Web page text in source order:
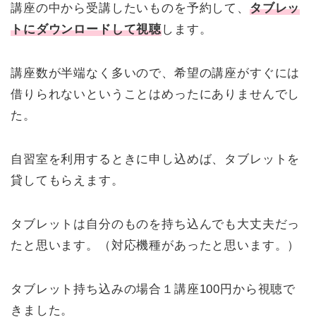
講座の中から受講したいものを予約して、 タブレッ
トにダウンロードして視聴します。
講座数が半端なく多いので、希望の講座がすぐには
借りられないということはめったにありませんでし
た。
自習室を利用するときに申し込めば、タブレットを
貸してもらえます。
タブレットは自分のものを持ち込んでも大丈夫だっ
たと思います。（対応機種があったと思います。）
タブレット持ち込みの場合１講座100円から視聴で
きました。